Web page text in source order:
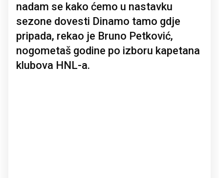
nadam se kako ćemo u nastavku
sezone dovesti Dinamo tamo gdje
pripada, rekao je Bruno Petković,
nogometaš godine po izboru kapetana
klubova HNL-a.